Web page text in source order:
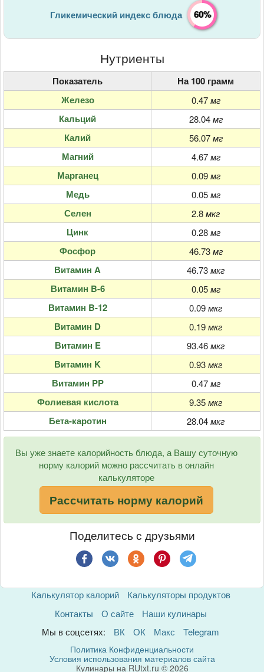
Гликемический индекс блюда 60%
Нутриенты
Показатель
На 100 грамм
Железо
0.47 мг
Кальций 28.04 мг
Калий 56.07 мг
Магний 4.67 мг
Марганец 0.09 мг
Медь 0.05 мг
Селен 2.8мкг
Цинк 0.28 мг
Фосфор 46.73 мг
Витамин A 46.73мкг
Витамин B-6 0.05 мг
Витамин B-12 0.09мкг
Витамин D 0.19мкг
Витамин E 93.46мкг
Витамин K 0.93мкг
Витамин PP 0.47 мг
Фолиевая кислота 9.35мкг
Бета-каротин 28.04мкг
Вы уже знаете калорийность блюда, а Вашу суточную
норму калорий можно рассчитать в онлайн
калькуляторе
Рассчитать норму калорий
Поделитесь с друзьями
Калькулятор калорий
Калькуляторы продуктов
Контакты
О сайте
Наши кулинары
Мы в соцсетях:
ВК ОК Макс Telegram
Политика Конфиденциальности
Условия использования материалов сайта
Кулинары на RUtxt.ru © 2026